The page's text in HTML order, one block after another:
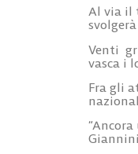
Al via il
Venti
vasca i
Fra gli